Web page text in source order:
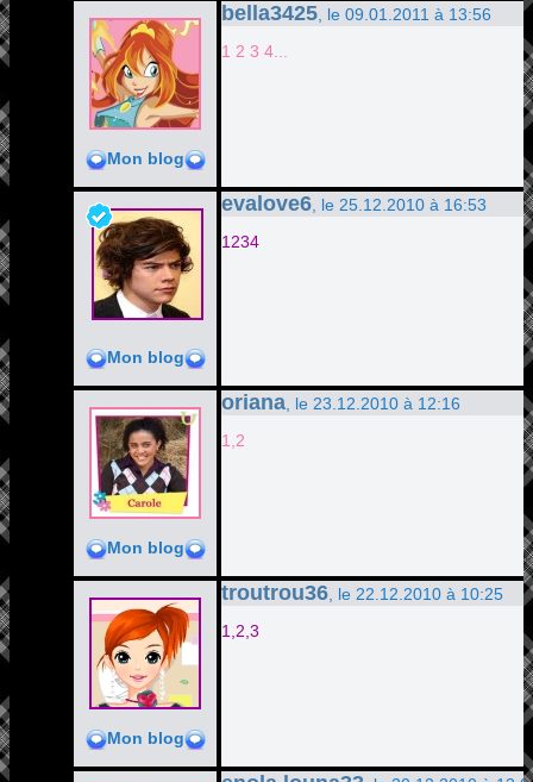
Mon blog
bella3425 , le 09.01.2011 à 13:56
1 2 3 4...
Mon blog
evalove6 , le 25.12.2010 à 16:53
1234
Mon blog
oriana , le 23.12.2010 à 12:16
1,2
Mon blog
troutrou36 , le 22.12.2010 à 10:25
1,2,3